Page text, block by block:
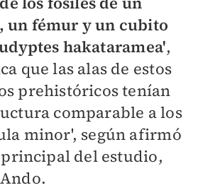
un fémur y un cubito
hakataramea',
que las alas de estos
prehistóricos tenían
comparable a los
minor', según afirmó
del estudio,